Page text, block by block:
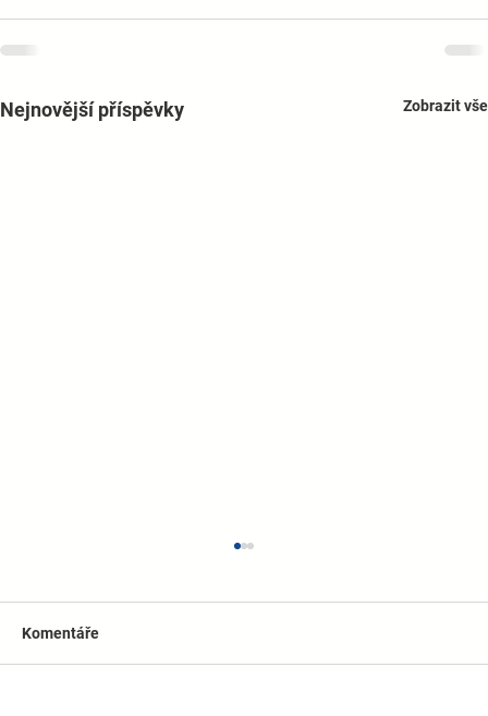
Nejnovější příspěvky Zobrazit vše
Komentáře